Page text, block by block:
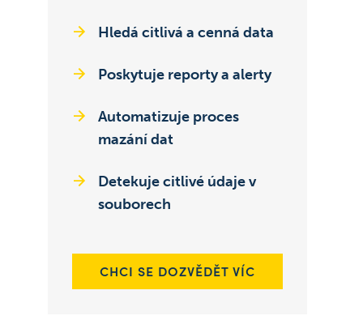
Hledá citlivá a cenná data
Poskytuje reporty a alerty
Automatizuje proces
mazání dat
Detekuje citlivé údaje v
souborech
CHCI SE DOZVĚDĚT VÍC